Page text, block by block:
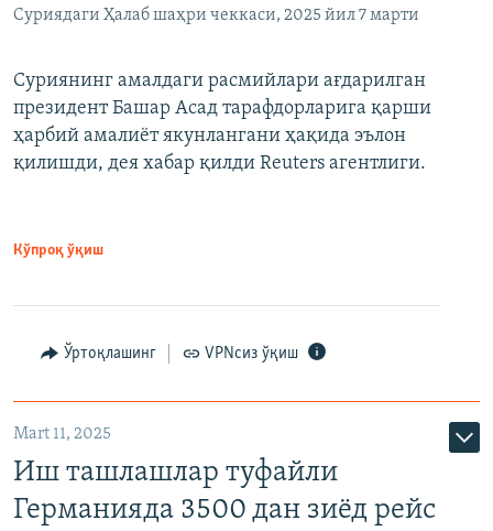
Суриядаги Ҳалаб шаҳри чеккаси, 2025 йил 7 марти
Суриянинг амалдаги расмийлари ағдарилган
президент Башар Асад тарафдорларига қарши
ҳарбий амалиёт якунлангани ҳақида эълон
қилишди, дея хабар қилди Reuters агентлиги.
Кўпроқ ўқиш
Ўртоқлашинг VPNсиз ўқиш
Mart 11, 2025
Иш ташлашлар туфайли
Германияда 3500 дан зиёд рейс